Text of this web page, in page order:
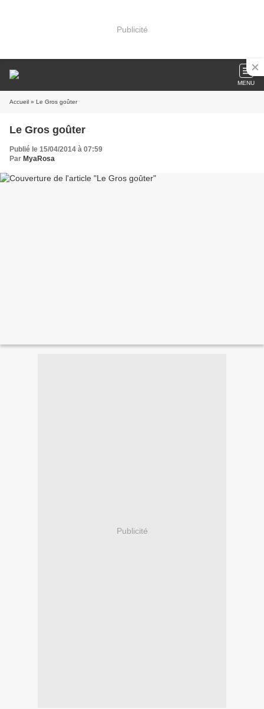
Publicité
MENU
Accueil » Le Gros goûter
Le Gros goûter
Publié le 15/04/2014 à 07:59
Par MyaRosa
Publicité